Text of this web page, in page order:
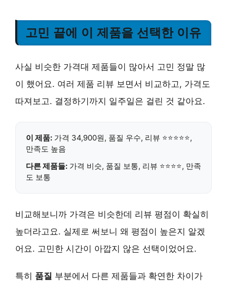
고민 끝에 이 제품을 선택한 이유
사실 비슷한 가격대 제품들이 많아서 고민 정말 많
이 했어요. 여러 제품 리뷰 보면서 비교하고, 가격도
따져보고. 결정하기까지 일주일은 걸린 것 같아요.
이 제품: 가격 34,900원, 품질 우수, 리뷰 ⭐⭐⭐⭐⭐,
만족도 높음
다른 제품들: 가격 비슷, 품질 보통, 리뷰 ⭐⭐⭐⭐, 만족
도 보통
비교해보니까 가격은 비슷한데 리뷰 평점이 확실히
높더라고요. 실제로 써보니 왜 평점이 높은지 알겠
어요. 고민한 시간이 아깝지 않은 선택이었어요.
특히 품질 부분에서 다른 제품들과 확연한 차이가